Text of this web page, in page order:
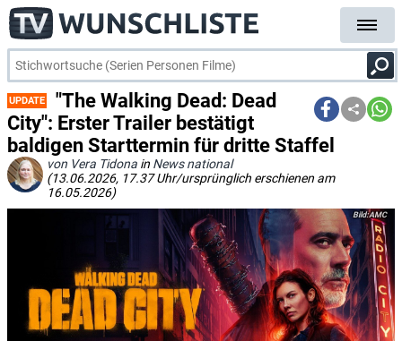
UPDATE
"The Walking Dead: Dead
City": Erster Trailer bestätigt
baldigen Starttermin für dritte Staffel
von Vera Tidona in News national
(13.06.2026, 17.37 Uhr/ursprünglich erschienen am
16.05.2026)
AMC